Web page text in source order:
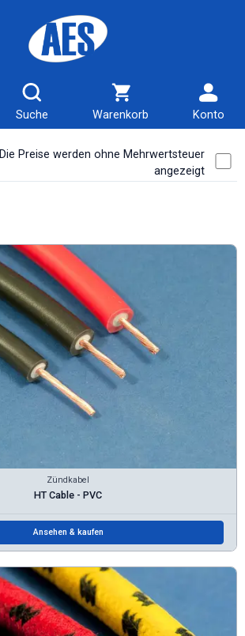
Suche Warenkorb Konto
Die Preise werden ohne Mehrwertsteuer
angezeigt
Zündkabel
HT Cable - PVC
Ansehen & kaufen